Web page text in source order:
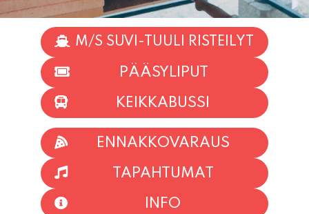
M/S SUVI-TUULI RISTEILYT
PÄÄSYLIPUT
KEIKKABUSSI
ENNAKKOVARAUS
TAPAHTUMAT
INFO